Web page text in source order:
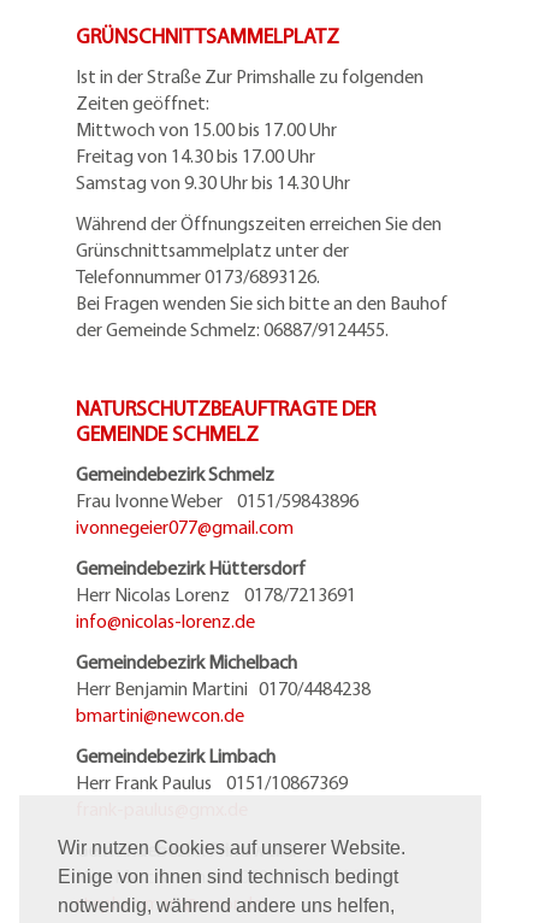
Wir nutzen Cookies auf unserer Website.
Einige von ihnen sind technisch bedingt
notwendig, während andere uns helfen,
GRÜNSCHNITTSAMMELPLATZ
Ist in der Straße Zur Primshalle zu folgenden
Zeiten geöffnet:
Mittwoch von 15.00 bis 17.00 Uhr
Freitag von 14.30 bis 17.00 Uhr
Samstag von 9.30 Uhr bis 14.30 Uhr
Während der Öffnungszeiten erreichen Sie den
Grünschnittsammelplatz unter der
Telefonnummer 0173/6893126.
Bei Fragen wenden Sie sich bitte an den Bauhof
der Gemeinde Schmelz: 06887/9124455.
NATURSCHUTZBEAUFTRAGTE DER
GEMEINDE SCHMELZ
Gemeindebezirk Schmelz
Frau Ivonne Weber 0151/59843896
ivonnegeier077@gmail.com
Gemeindebezirk Hüttersdorf
Herr Nicolas Lorenz 0178/7213691
info@nicolas-lorenz.de
Gemeindebezirk Michelbach
Herr Benjamin Martini 0170/4484238
bmartini@newcon.de
Gemeindebezirk Limbach
Herr Frank Paulus 0151/10867369
Gemeindebezirk Primsweiler
Herr Marc Stephan 06881/5952119
stephan.marc@arcor.de